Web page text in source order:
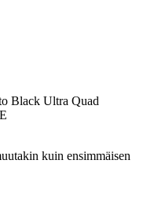
Black Ultra Quad
kuin ensimmäisen